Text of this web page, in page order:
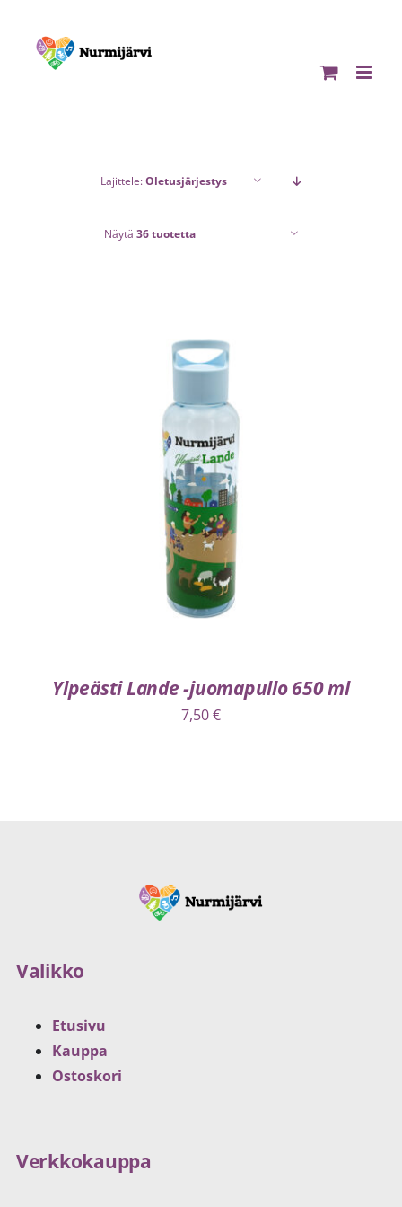
content
Lajittele:Oletusjärjestys
Näytä 36 tuotetta
LISÄÄ OSTOSKORIIN /
Ylpeästi Lande -juomapullo 650 ml
7,50€
Valikko
Etusivu
Kauppa
Ostoskori
Verkkokauppa